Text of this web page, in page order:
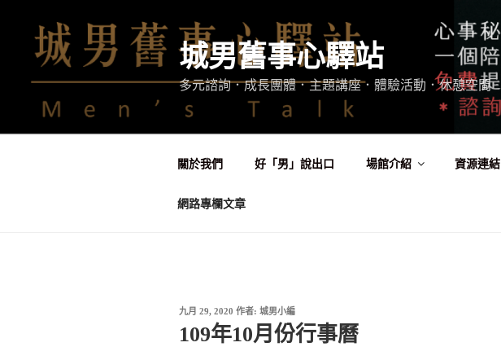
城男舊事心驛站
多元諮詢．成長團體．主題講座．體驗活動．休憩空間
關於我們 好「男」說出口 場館介紹 資源連結
網路專欄文章
發
九月 29, 2020 作者: 城男小編
109年10月份行事曆